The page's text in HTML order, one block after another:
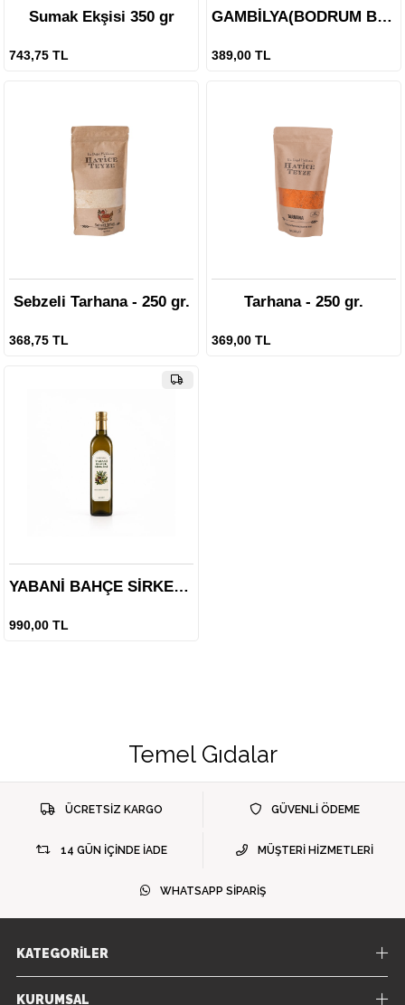
Sumak Ekşisi 350 gr
743,75 TL
GAMBİLYA(BODRUM BAKLASI)-500g
389,00 TL
Sebzeli Tarhana - 250 gr.
368,75 TL
Tarhana - 250 gr.
369,00 TL
YABANİ BAHÇE SİRKESİ -500 ml
990,00 TL
Temel Gıdalar
ÜCRETSİZ KARGO GÜVENLİ ÖDEME
14 GÜN İÇİNDE İADE MÜŞTERİ HİZMETLERİ
WHATSAPP SİPARİŞ
KATEGORİLER
KURUMSAL